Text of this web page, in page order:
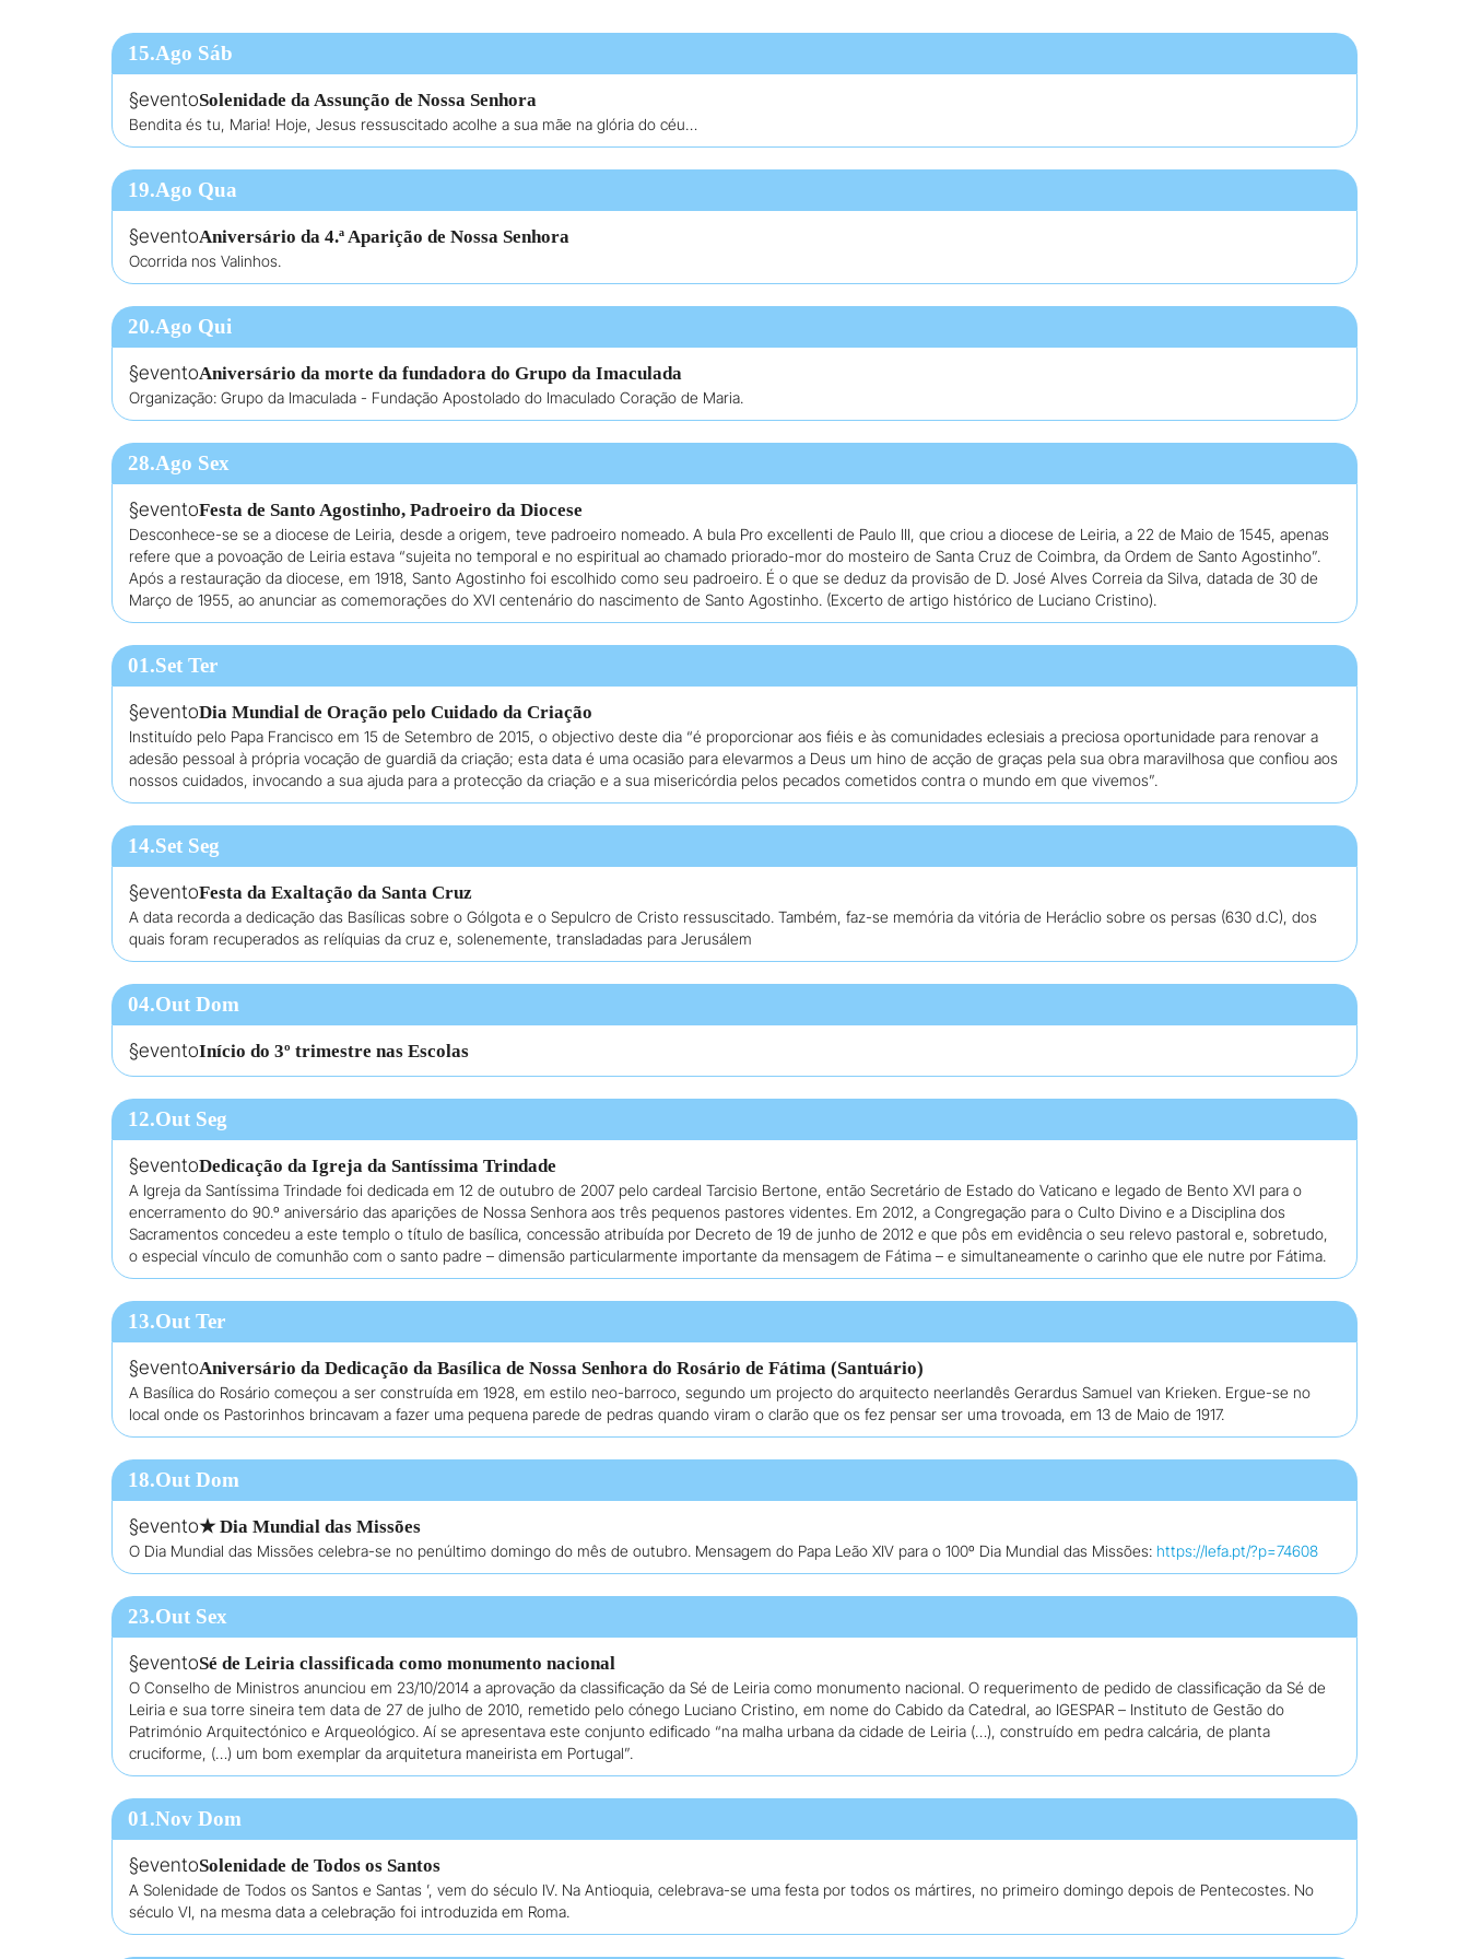
15.Ago Sáb
§eventoSolenidade da Assunção de Nossa Senhora
Bendita és tu, Maria! Hoje, Jesus ressuscitado acolhe a sua mãe na glória do céu…
19.Ago Qua
§eventoAniversário da 4.ª Aparição de Nossa Senhora
Ocorrida nos Valinhos.
20.Ago Qui
§eventoAniversário da morte da fundadora do Grupo da Imaculada
Organização: Grupo da Imaculada - Fundação Apostolado do Imaculado Coração de Maria.
28.Ago Sex
§eventoFesta de Santo Agostinho, Padroeiro da Diocese
Desconhece-se se a diocese de Leiria, desde a origem, teve padroeiro nomeado. A bula Pro excellenti de Paulo III, que criou a diocese de Leiria, a 22 de Maio de 1545, apenas
refere que a povoação de Leiria estava “sujeita no temporal e no espiritual ao chamado priorado-mor do mosteiro de Santa Cruz de Coimbra, da Ordem de Santo Agostinho”.
Após a restauração da diocese, em 1918, Santo Agostinho foi escolhido como seu padroeiro. É o que se deduz da provisão de D. José Alves Correia da Silva, datada de 30 de
Março de 1955, ao anunciar as comemorações do XVI centenário do nascimento de Santo Agostinho. (Excerto de artigo histórico de Luciano Cristino).
01.Set Ter
§eventoDia Mundial de Oração pelo Cuidado da Criação
Instituído pelo Papa Francisco em 15 de Setembro de 2015, o objectivo deste dia “é proporcionar aos fiéis e às comunidades eclesiais a preciosa oportunidade para renovar a
adesão pessoal à própria vocação de guardiã da criação; esta data é uma ocasião para elevarmos a Deus um hino de acção de graças pela sua obra maravilhosa que confiou aos
nossos cuidados, invocando a sua ajuda para a protecção da criação e a sua misericórdia pelos pecados cometidos contra o mundo em que vivemos”.
14.Set Seg
§eventoFesta da Exaltação da Santa Cruz
A data recorda a dedicação das Basílicas sobre o Gólgota e o Sepulcro de Cristo ressuscitado. Também, faz-se memória da vitória de Heráclio sobre os persas (630 d.C), dos
quais foram recuperados as relíquias da cruz e, solenemente, transladadas para Jerusálem
04.Out Dom
§eventoInício do 3º trimestre nas Escolas
12.Out Seg
§eventoDedicação da Igreja da Santíssima Trindade
A Igreja da Santíssima Trindade foi dedicada em 12 de outubro de 2007 pelo cardeal Tarcisio Bertone, então Secretário de Estado do Vaticano e legado de Bento XVI para o
encerramento do 90.º aniversário das aparições de Nossa Senhora aos três pequenos pastores videntes. Em 2012, a Congregação para o Culto Divino e a Disciplina dos
Sacramentos concedeu a este templo o título de basílica, concessão atribuída por Decreto de 19 de junho de 2012 e que pôs em evidência o seu relevo pastoral e, sobretudo,
o especial vínculo de comunhão com o santo padre – dimensão particularmente importante da mensagem de Fátima – e simultaneamente o carinho que ele nutre por Fátima.
13.Out Ter
§eventoAniversário da Dedicação da Basílica de Nossa Senhora do Rosário de Fátima (Santuário)
A Basílica do Rosário começou a ser construída em 1928, em estilo neo-barroco, segundo um projecto do arquitecto neerlandês Gerardus Samuel van Krieken. Ergue-se no
local onde os Pastorinhos brincavam a fazer uma pequena parede de pedras quando viram o clarão que os fez pensar ser uma trovoada, em 13 de Maio de 1917.
18.Out Dom
§evento★ Dia Mundial das Missões
O Dia Mundial das Missões celebra-se no penúltimo domingo do mês de outubro. Mensagem do Papa Leão XIV para o 100º Dia Mundial das Missões: https://lefa.pt/?p=74608
23.Out Sex
§eventoSé de Leiria classificada como monumento nacional
O Conselho de Ministros anunciou em 23/10/2014 a aprovação da classificação da Sé de Leiria como monumento nacional. O requerimento de pedido de classificação da Sé de
Leiria e sua torre sineira tem data de 27 de julho de 2010, remetido pelo cónego Luciano Cristino, em nome do Cabido da Catedral, ao IGESPAR – Instituto de Gestão do
Património Arquitectónico e Arqueológico. Aí se apresentava este conjunto edificado “na malha urbana da cidade de Leiria (…), construído em pedra calcária, de planta
cruciforme, (…) um bom exemplar da arquitetura maneirista em Portugal”.
01.Nov Dom
§eventoSolenidade de Todos os Santos
A Solenidade de Todos os Santos e Santas ’, vem do século IV. Na Antioquia, celebrava-se uma festa por todos os mártires, no primeiro domingo depois de Pentecostes. No
século VI, na mesma data a celebração foi introduzida em Roma.